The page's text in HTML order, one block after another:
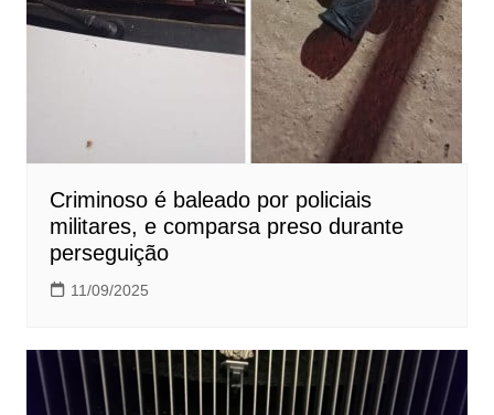
Criminoso é baleado por policiais
militares, e comparsa preso durante
perseguição
11/09/2025